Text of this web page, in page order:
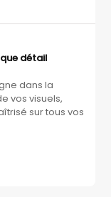
détail
dans la
vos visuels,
sur tous vos